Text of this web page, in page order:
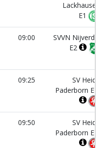
Lackhausen
E1
09:00
SVVN Nijverdal
E2
09:25
SV Heide
Paderborn E4
09:50
SV Heide
Paderborn E1